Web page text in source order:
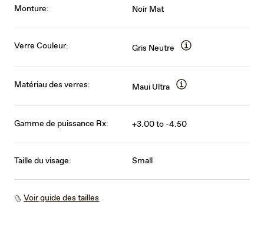
Monture: Noir Mat
Verre Couleur: Gris Neutre
Matériau des verres: Maui Ultra
Gamme de puissance Rx: +3.00 to -4.50
Taille du visage: Small
Voir guide des tailles